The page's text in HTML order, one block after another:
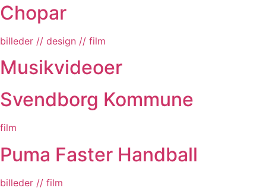
Chopar
billeder // design // film
Musik­videoer
Svendborg­ Kommune
film
Puma Faster Handball
billeder // film